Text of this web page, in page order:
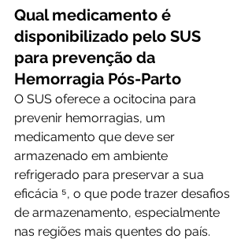
Qual medicamento é
disponibilizado pelo SUS
para prevenção da
Hemorragia Pós-Parto
O SUS oferece a ocitocina para
prevenir hemorragias, um
medicamento que deve ser
armazenado em ambiente
refrigerado para preservar a sua
eficácia ⁵, o que pode trazer desafios
de armazenamento, especialmente
nas regiões mais quentes do país.